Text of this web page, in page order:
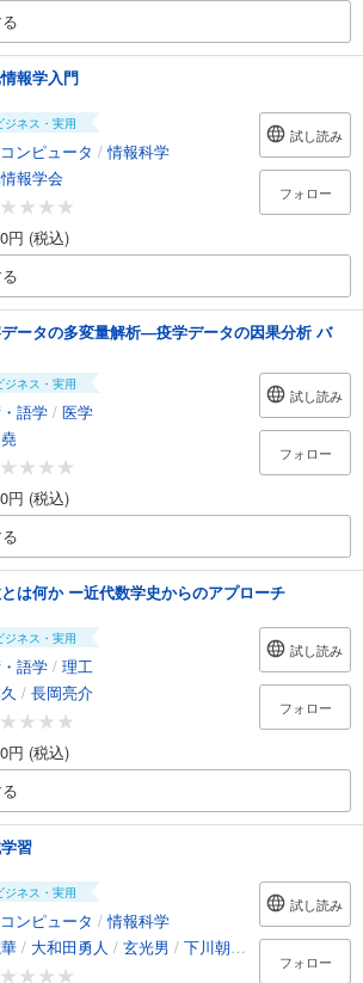
報学入門
ジネス・実用
ンピュータ /情報科学
報学会
円 (税込)
試し読み
フォロー
ータの多変量解析―疫学データの因果分析 バ
ジネス・実用
語学 / 医学
円 (税込)
試し読み
フォロー
は何か ー近代数学史からのアプローチ
ジネス・実用
語学 / 理工
/ 長岡亮介
円 (税込)
試し読み
フォロー
習
ジネス・実用
ンピュータ /情報科学
/ 大和田勇人 / 玄光男 / 下川朝有 /郝新厂/張聞
試し読み
フォロー